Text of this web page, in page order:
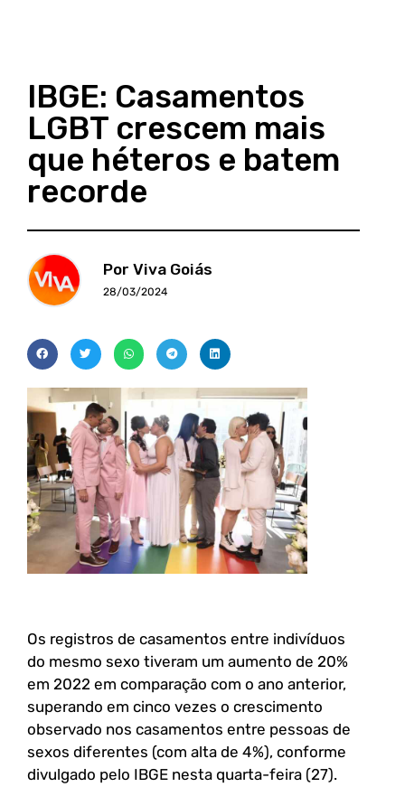
IBGE: Casamentos
LGBT crescem mais
que héteros e batem
recorde
Por Viva Goiás
28/03/2024
Os registros de casamentos entre indivíduos
do mesmo sexo tiveram um aumento de 20%
em 2022 em comparação com o ano anterior,
superando em cinco vezes o crescimento
observado nos casamentos entre pessoas de
sexos diferentes (com alta de 4%), conforme
divulgado pelo IBGE nesta quarta-feira (27).